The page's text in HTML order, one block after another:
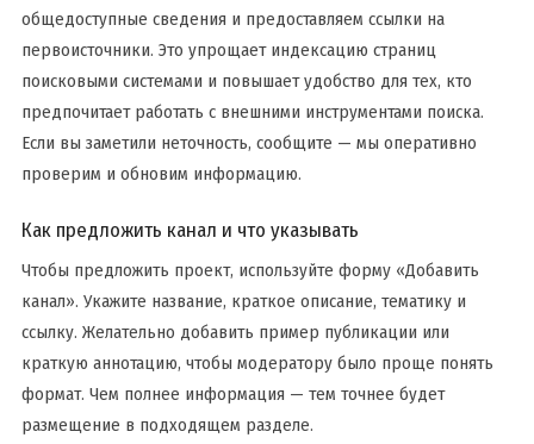
общедоступные сведения и предоставляем ссылки на
первоисточники. Это упрощает индексацию страниц
поисковыми системами и повышает удобство для тех, кто
предпочитает работать с внешними инструментами поиска.
Если вы заметили неточность, сообщите — мы оперативно
проверим и обновим информацию.
Как предложить канал и что указывать
Чтобы предложить проект, используйте форму «Добавить
канал». Укажите название, краткое описание, тематику и
ссылку. Желательно добавить пример публикации или
краткую аннотацию, чтобы модератору было проще понять
формат. Чем полнее информация — тем точнее будет
размещение в подходящем разделе.